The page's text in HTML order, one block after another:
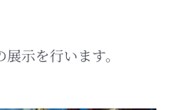
示を行います。